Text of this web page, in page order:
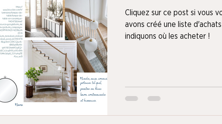
Cliquez sur ce post si vous
avons créé une liste
indiquons où les acheter !